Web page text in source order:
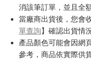
消該筆訂單，並且全
當廠商出貨後，您會
單查詢】確認出貨情況
產品顏色可能會因網
參考，商品依實際供